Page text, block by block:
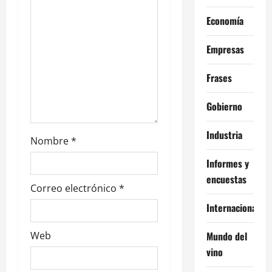
d
a
s
Nombre*
Correo electrónico *
Web
Economía
Empresas
Frases
Gobierno
Industria
Informes y
encuestas
Internacional
Mundo del
vino